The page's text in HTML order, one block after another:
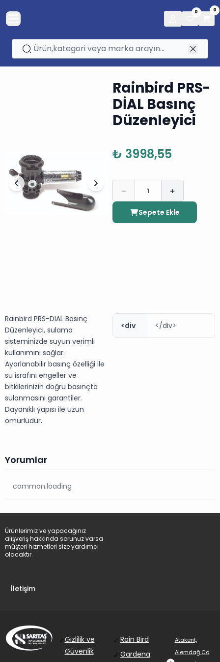
0 0
Rainbird PRS-
DİAL Basınç
Düzenleyici
₺ 3998,55
1
Sepete Ekle
Rainbird PRS-DIAL Basınç
Düzenleyici, sulama
sisteminizde suyun verimli
kullanımını sağlar.
Ayarlanabilir basınç özelliği ile
su israfını engeller ve
bitkilerinizin doğru basınçta
sulanmasını garantiler.
Dayanıklı yapısı ile uzun
ömürlüdür.
<div </div>
Yorumlar
common.loading
Ürünlerimiz ve yapacağınız
alışveriş hakkında sorunuz varsa
müşteri hizmetleri size yardımcı
olacaktır.
İletişim
✓Gizlilik ve
Güvenlik
✓ Rain Bird
✓ Gardena
Atakent,
Alemdağ Cd